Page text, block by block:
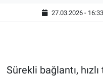
27.03.2026 - 16:33
Sürekli bağlantı,
ASAYİŞ
EĞİTİM